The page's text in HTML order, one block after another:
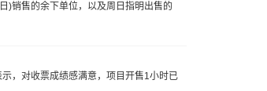
)销售的余下单位，以及周日指明出售的
，对收票成绩感满意，项目开售1小时已